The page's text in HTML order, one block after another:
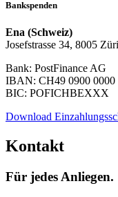
Bankspenden
Ena (Schweiz)
Josefstrasse 34, 8005
Bank: PostFinance AG
IBAN: CH49 0900 0000
BIC: POFICHBEXXX
Download
Kontakt
Für jedes Anliegen.